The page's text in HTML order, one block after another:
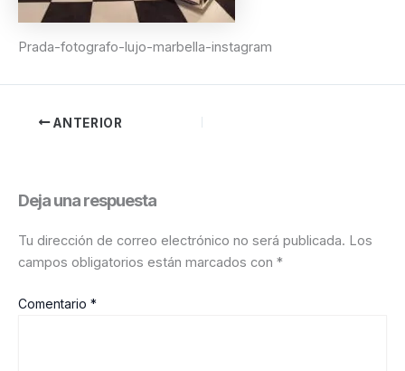
Prada-fotografo-lujo-marbella-instagram
ANTERIOR
Deja una respuesta
Tu dirección de correo electrónico no será publicada. Los
campos obligatorios están marcados con *
Comentario *